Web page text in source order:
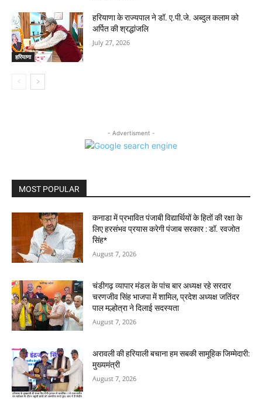
हरियाणा
हरियाणा के राज्यपाल ने डॉ. ए.पी.जे. अब्दुल कलाम को
अर्पित की श्रद्धांजलि
July 27, 2026
- Advertisment -
MOST POPULAR
कनाडा में प्रभावित पंजाबी विद्यार्थियों के हितों की रक्षा के
लिए हरसंभव प्रयास करेगी पंजाब सरकार : डॉ. रवजोत
सिंह*
August 7, 2026
चंडीगढ़ व्यापार मंडल के पांच बार अध्यक्ष रहे सरदार
चरणजीव सिंह भाजपा में शामिल, प्रदेश अध्यक्ष जतिंदर
पाल मल्होत्रा ने दिलाई सदस्यता
August 7, 2026
अरावली की हरियाली बचाना हम सबकी सामूहिक जिम्मेदारी:
मुख्यमंत्री
August 7, 2026